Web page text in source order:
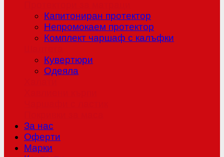
Капитониран протектор
Непромокаем протектор
Комплект чаршаф с калъфки
Кувертюри
Одеяла
За нас
Оферти
Mарки